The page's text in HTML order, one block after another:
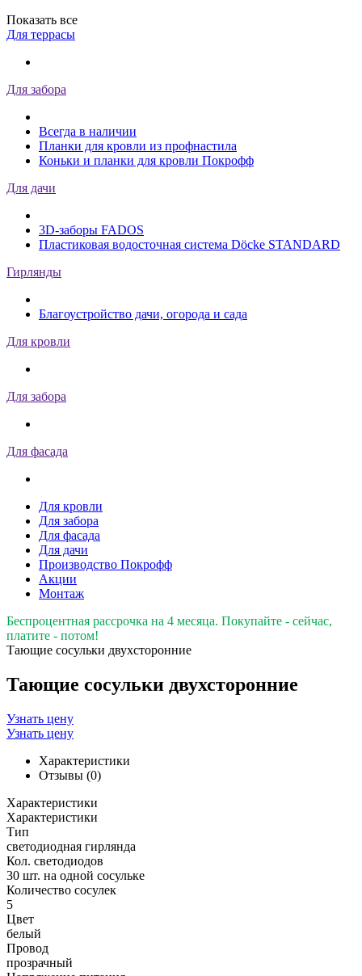
Показать все
Для террасы
Для забора
Всегда в наличии
Планки для кровли из профнастила
Коньки и планки для кровли Покрофф
Для дачи
3D-заборы FADOS
Пластиковая водосточная система Döcke STANDARD
Гирлянды
Благоустройство дачи, огорода и сада
Для кровли
Для забора
Для фасада
Для кровли
Для забора
Для фасада
Для дачи
Производство Покрофф
Акции
Монтаж
Беспроцентная рассрочка на 4 месяца. Покупайте - сейчас,
платите - потом!
Тающие сосульки двухсторонние
Тающие сосульки двухсторонние
Узнать цену
Узнать цену
Характеристики
Отзывы (0)
Характеристики
Характеристики
Тип
светодиодная гирлянда
Кол. светодиодов
30 шт. на одной сосульке
Количество сосулек
5
Цвет
белый
Провод
прозрачный